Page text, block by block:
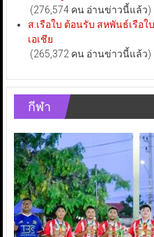
(276,574 คน อ่านข่าวนี้แล้ว)
ส.เรือใบ ต้อนรับ สหพันธ์เรือใ
เอเชีย
(265,372 คน อ่านข่าวนี้แล้ว)
กีฬา